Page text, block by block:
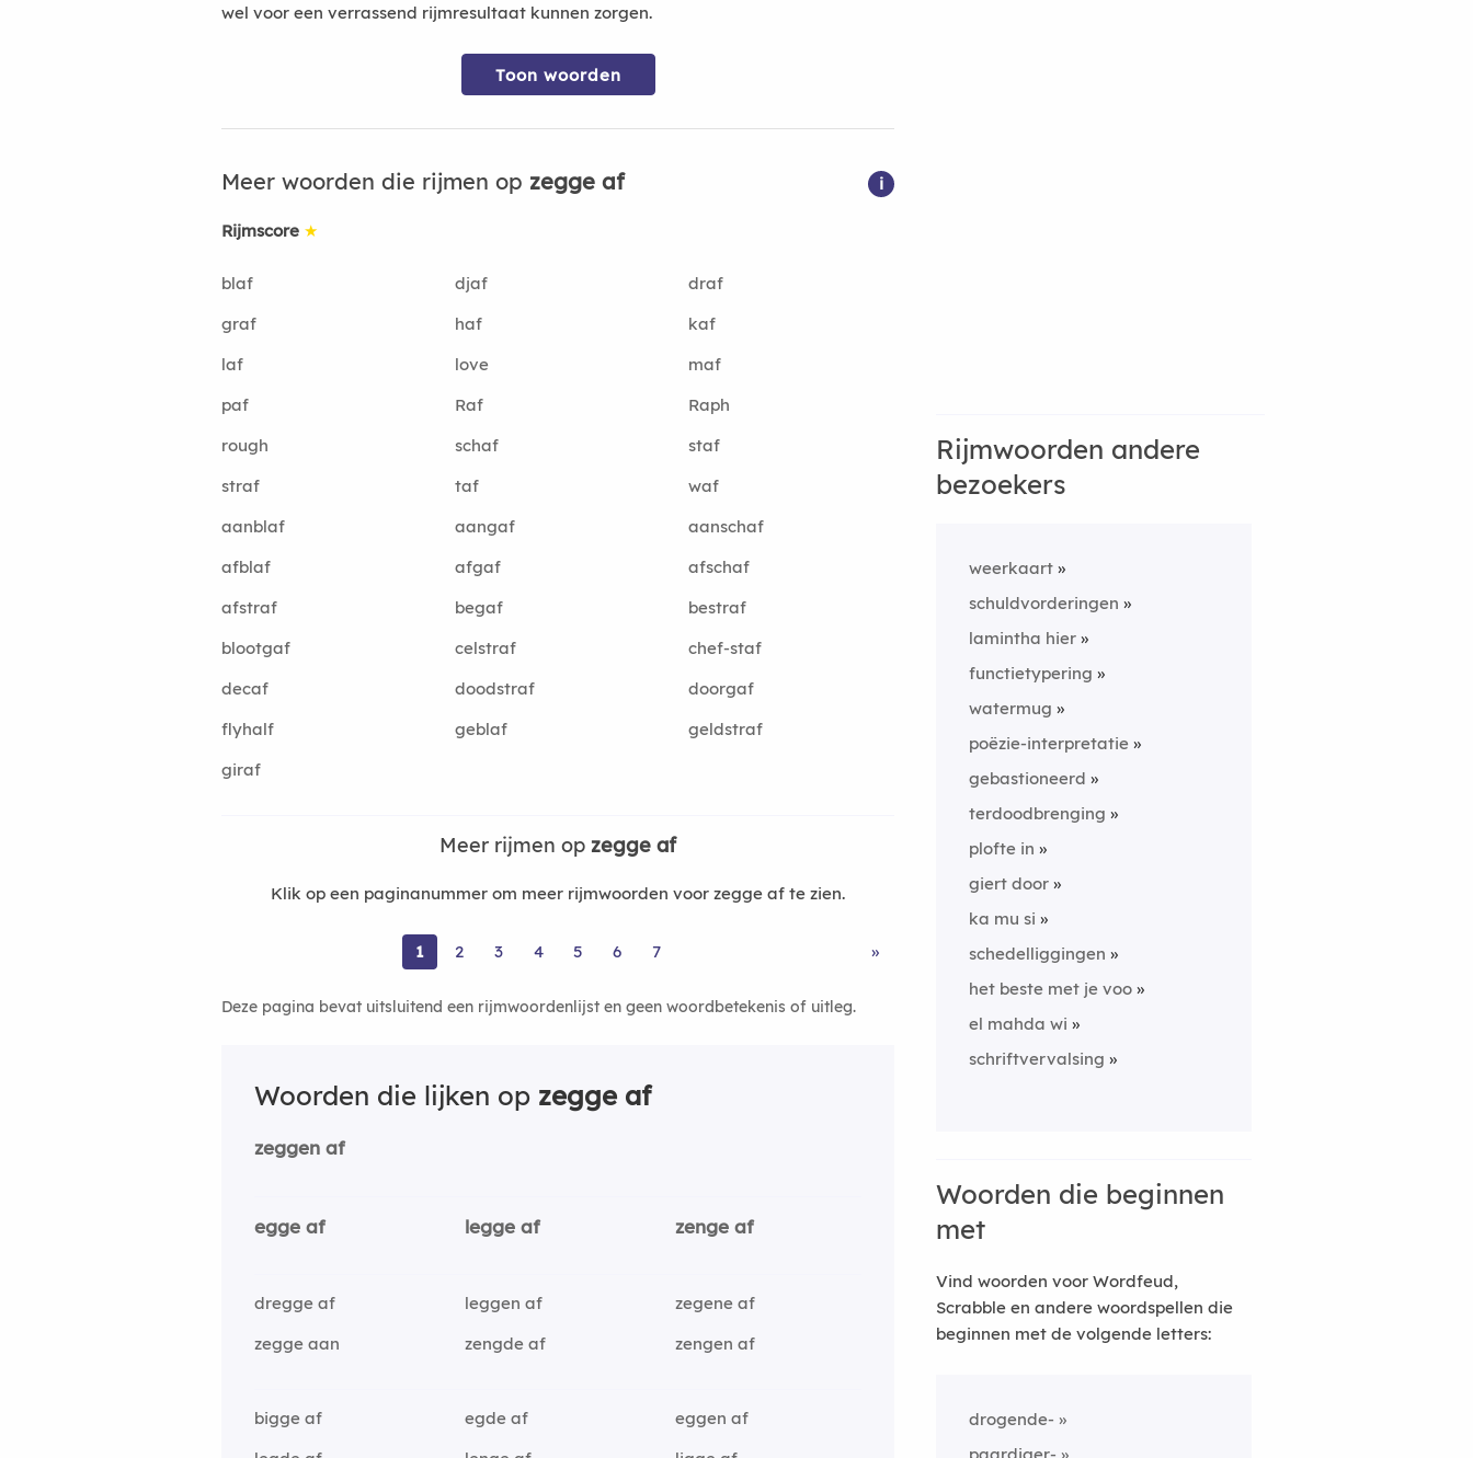
wel voor een verrassend rijmresultaat kunnen zorgen.
Toon woorden
Meer woorden die rijmen op zegge af i
Rijmscore ★
blaf djaf
draf
graf
haf
kaf
laf
love
maf
paf
Raf
Raph
rough
schaf
staf
straf
taf
waf
aanblaf
aangaf
aanschaf
afblaf
afgaf
afschaf
afstraf
begaf
bestraf
blootgaf
celstraf
chef-staf
decaf
doodstraf
doorgaf
flyhalf
geblaf
geldstraf
giraf
Meer rijmen op zegge af
Klik op een paginanummer om meer rijmwoorden voor zegge af te zien.
1 2 3 4 5 6 7 »
Deze pagina bevat uitsluitend een rijmwoordenlijst en geen woordbetekenis of uitleg.
Woorden die lijken op zegge af
zeggen af
egge af legge af zenge af
dregge af leggen af
zegene af
zegge aan
zengde af zengen af
bigge af egde af
eggen af
Rijmwoorden andere
bezoekers
weerkaart
schuldvorderingen
lamintha hier
functietypering
watermug
poëzie-interpretatie
gebastioneerd
terdoodbrenging
plofte in
giert door
ka mu si
schedelliggingen
het beste met je voo
el mahda wi
schriftvervalsing
Woorden die beginnen
met
Vind woorden voor Wordfeud,
Scrabble en andere woordspellen die
beginnen met de volgende letters:
drogende-